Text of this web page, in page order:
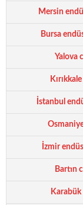
Mersin
Bursa
Yalova
İstanbul
İzmir
Bartın
Karabük